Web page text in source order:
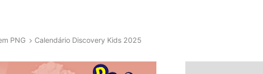
PNG Calendário Discovery Kids 2025